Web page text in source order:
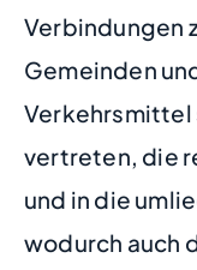
Verbindungen
Gemeinden
Verkehrsmittel
vertreten, die
und in die
wodurch auch